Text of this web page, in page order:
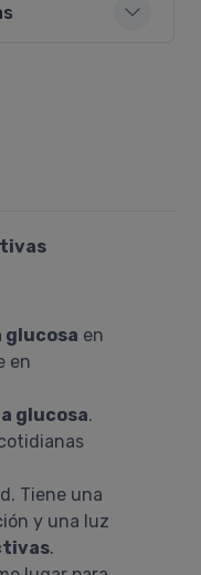
glucosa en
en
glucosa.
Tiene una
y una luz
.